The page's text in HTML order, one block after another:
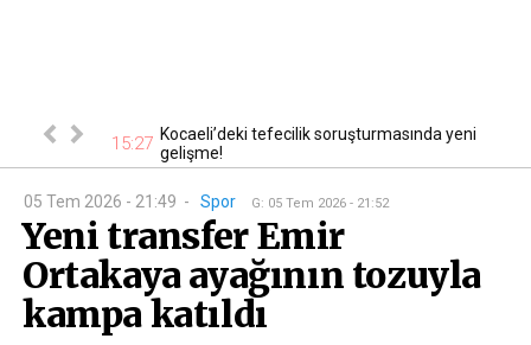
15:27 Kocaeli’deki tefecilik soruşturmasında yeni
gelişme!
05 Tem 2026 - 21:49 - Spor G: 05 Tem 2026 - 21:52
Yeni transfer Emir
Ortakaya ayağının tozuyla
kampa katıldı